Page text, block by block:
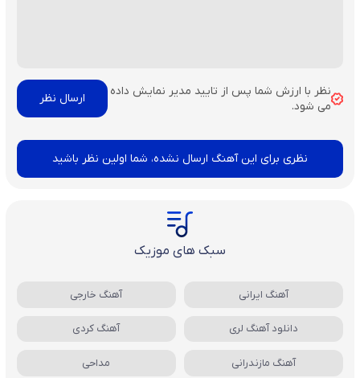
نظر با ارزش شما پس از تایید مدیر نمایش داده
می شود.
نظری برای این آهنگ ارسال نشده، شما اولین نظر باشید
سبک های موزیک
آهنگ ایرانی آهنگ خارجی
دانلود آهنگ لری آهنگ کردی
آهنگ مازندرانی مداحی